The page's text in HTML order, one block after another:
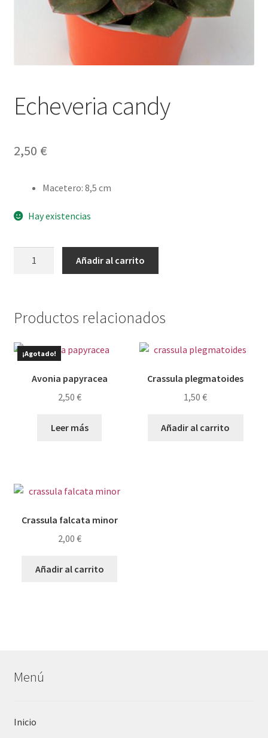
Echeveria candy
2,50 €
Macetero: 8,5 cm
Hay existencias
Añadir al carrito
Productos relacionados
¡Agotado!
Avonia papyracea
2,50 €
Leer más
Crassula plegmatoides
1,50€
Añadir al carrito
Crassula falcata minor
2,00 €
Añadir al carrito
Menú
Inicio